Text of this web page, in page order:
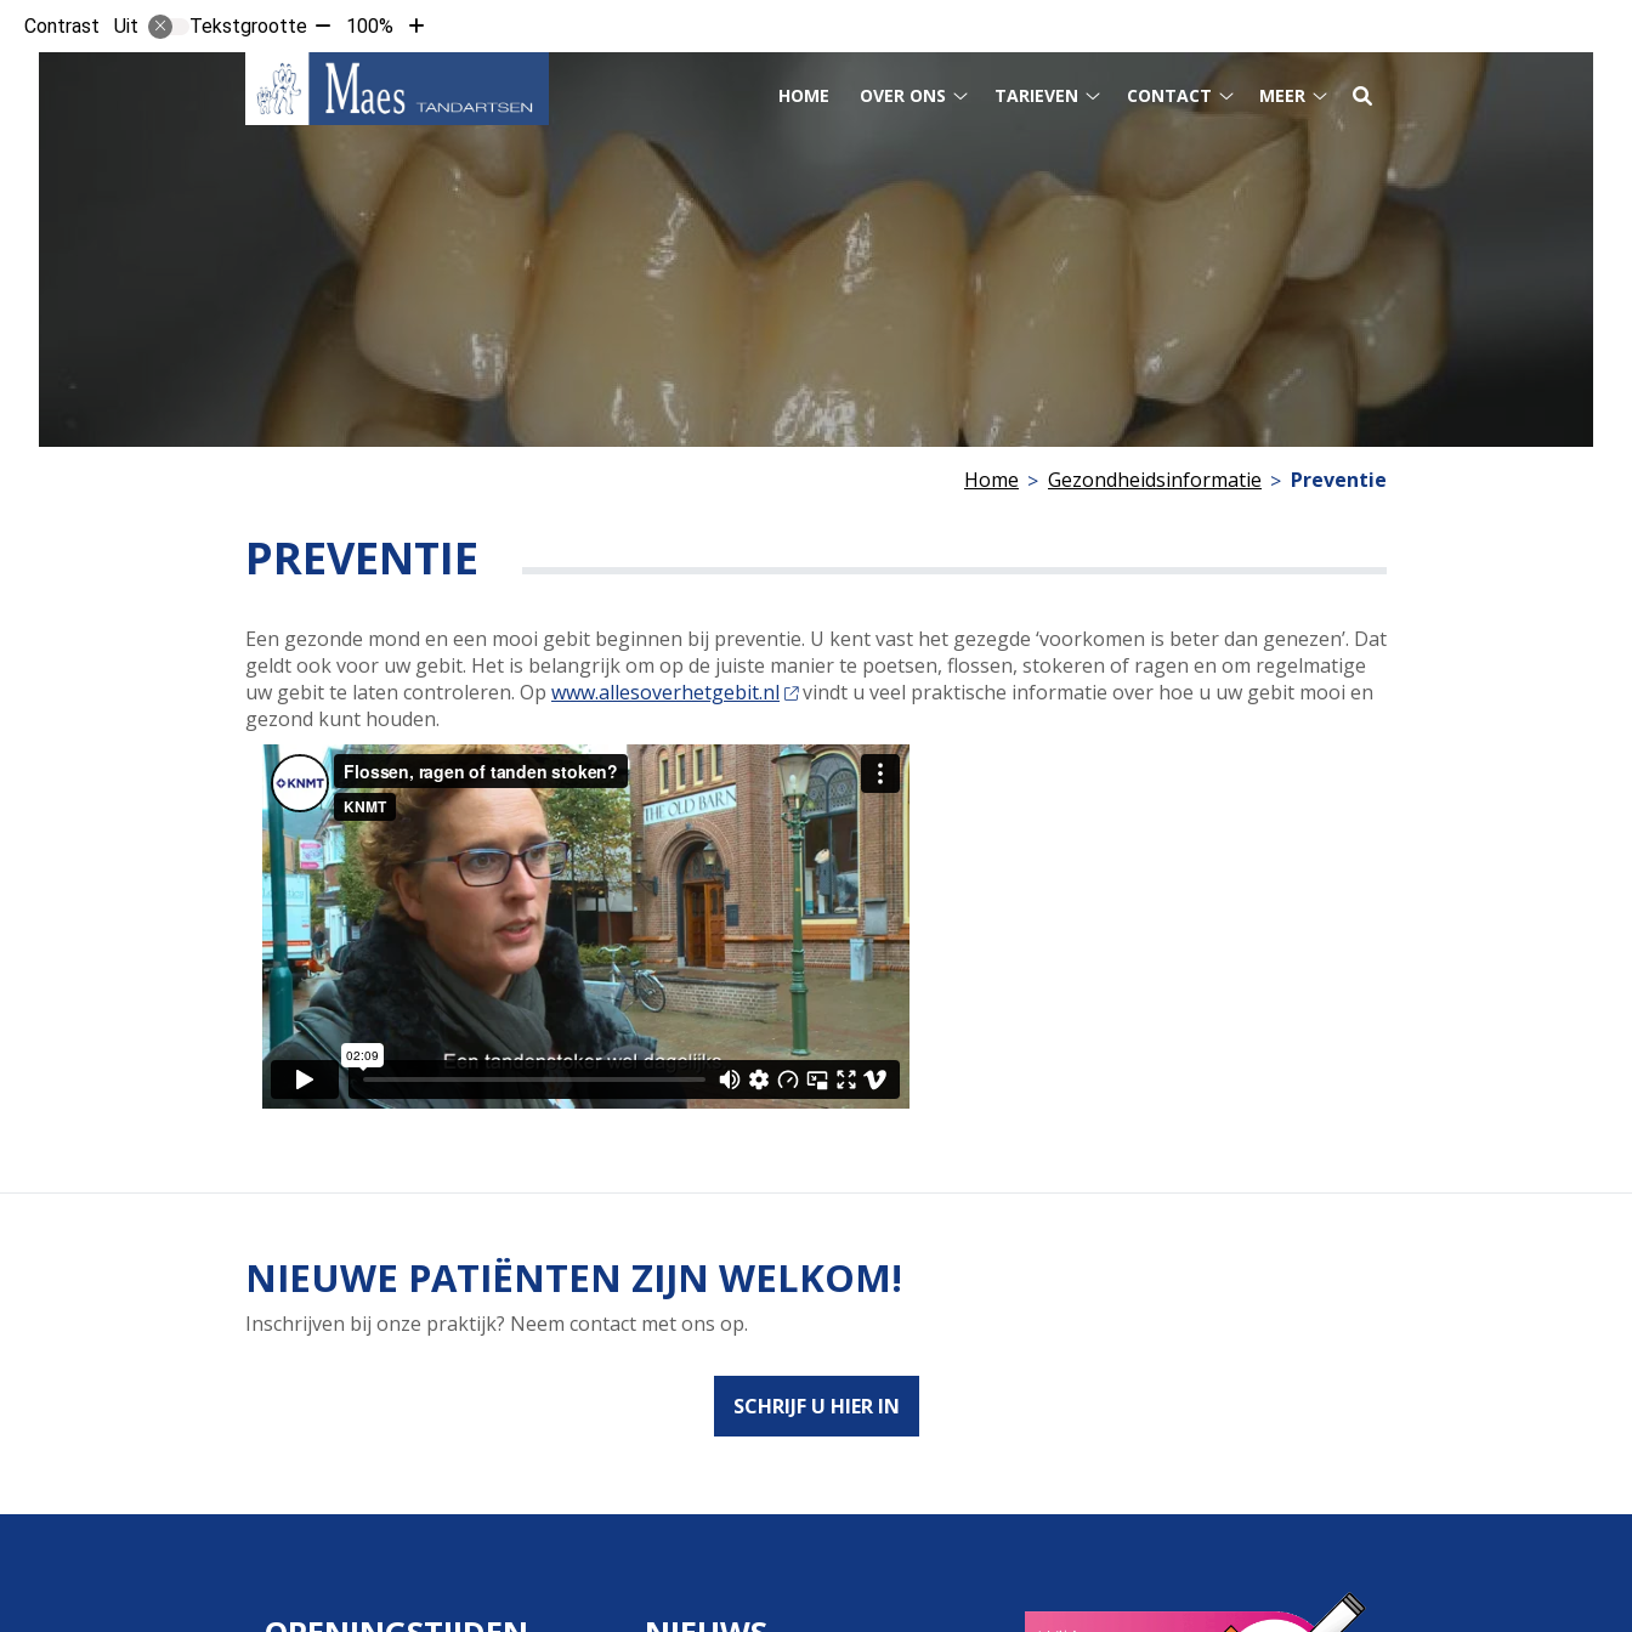
Contrast Uit Tekstgrootte Tekst
verkleinen
met
10%
100%
Tekst
vergroten
10%
HOOFDMENUHOME OVER ONS
submenu
TARIEVEN CONTACT
Contact
submenu
MEER
Meer
submenu
Home Gezondheidsinformatie Preventie
PREVENTIE
Een gezonde mond en een mooi gebit beginnen bij preventie. U kent vast het gezegde ‘voorkomen is beter dan genezen’. Dat
geldt ook voor uw gebit. Het is belangrijk om op de juiste manier te poetsen, flossen, stokeren of ragen en om regelmatige
uw gebit te laten controleren. Op www.allesoverhetgebit.nl
vindt u veel praktische informatie over hoe u uw gebit mooi en
gezond kunt houden.
NIEUWE PATIËNTEN ZIJN WELKOM!
Inschrijven bij onze praktijk? Neem contact met ons op.
SCHRIJF U HIER IN